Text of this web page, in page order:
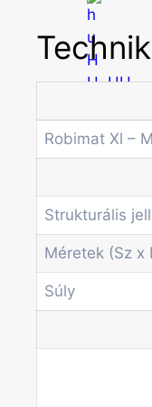
HU
Főoldal
Irodai
Kombi
Kávé
Robimat Xl –
Strukturális
Méretek (Sz x
Súly